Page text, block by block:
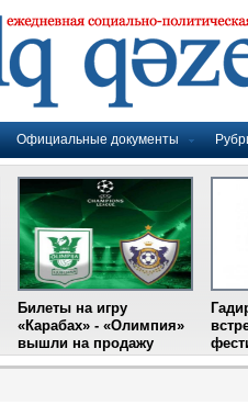
Официальные документы
Билеты на игру
«Карабах» - «Олимпия»
вышли на продажу